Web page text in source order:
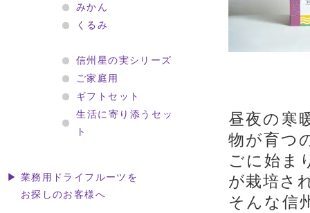
みかん
くるみ
信州星の実シリーズ
ご家庭用
ギフトセット
生活に寄り添うセッ
ト
▶ 業務用ドライフルーツを
お探しのお客様へ
昼夜の寒
物が育つ
ごに始ま
が栽培さ
そんな信